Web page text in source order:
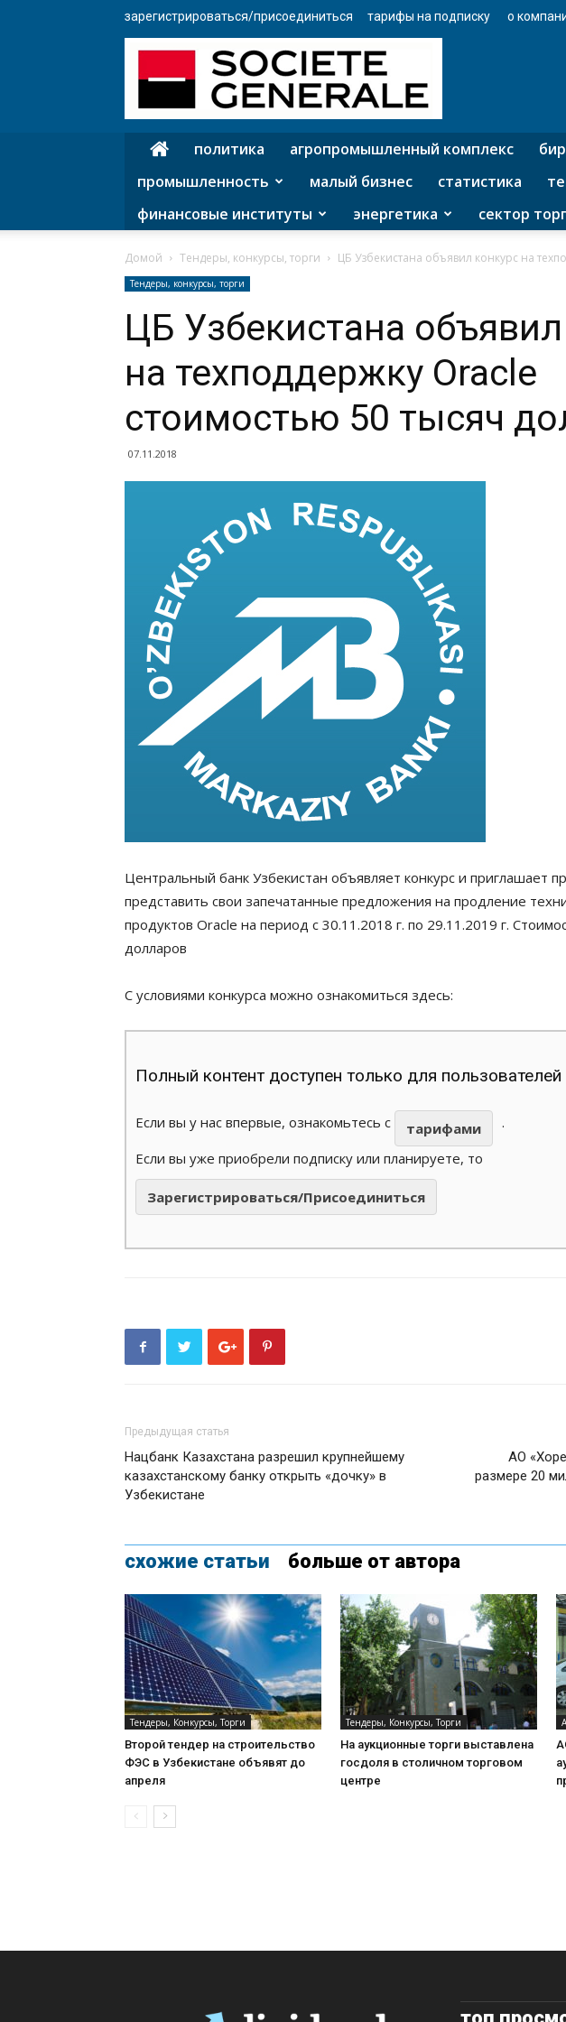
зарегистрироваться/присоединиться тарифы на подписку о
политика агропромышленный комплекс
промышленность
малый бизнес статистика
финансовые институты
энергетика сектор
Домой Тендеры, конкурсы, торги ЦБ Узбекистана объявил конкурс на
Тендеры, конкурсы, торги
ЦБ Узбекистана
на техподдержку Oracle
стоимостью 50 тысяч
07.11.2018
Центральный банк Узбекистан объявляет конкурс и приглашает
представить свои запечатанные предложения на продление
продуктов Oracle на период с 30.11.2018 г. по 29.11.2019 г.
долларов
С условиями конкурса можно ознакомиться здесь:
Полный контент доступен только для пользователей
Если вы у нас впервые, ознакомьтесь с тарифами
.
Если вы уже приобрели подписку или планируете, то
Зарегистрироваться/Присоединиться
Предыдущая статья
Нацбанк Казахстана разрешил крупнейшему
казахстанскому банку открыть «дочку» в
Узбекистане
АО
размере 20
схожие статьи больше от автора
Тендеры, Конкурсы, Торги
Второй тендер на строительство
ФЭС в Узбекистане объявят до
апреля
Тендеры, Конкурсы, Торги
На аукционные торги выставлена
госдоля в столичном торговом
центре